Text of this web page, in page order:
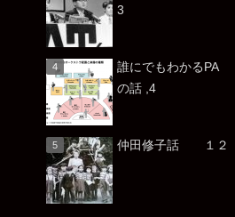
3
誰にでもわかるPA
の話 ,4
仲田修子話 １２